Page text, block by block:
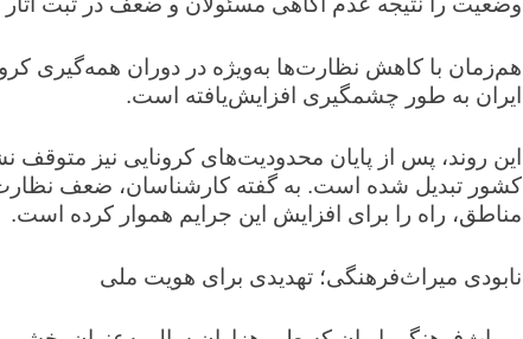
هم‌زمان با کاهش نظارت‌ها به‌ویژه در دوران همه‌گیری
ایران به طور چشمگیری افزایش‌یافته است.
این روند، پس از پایان محدودیت‌های کرونایی نیز
کشور تبدیل شده است. به گفته کارشناسان، ضعف
مناطق، راه را برای افزایش این جرایم هموار کرده است.
نابودی میراث‌فرهنگی؛ تهدیدی برای هویت ملی